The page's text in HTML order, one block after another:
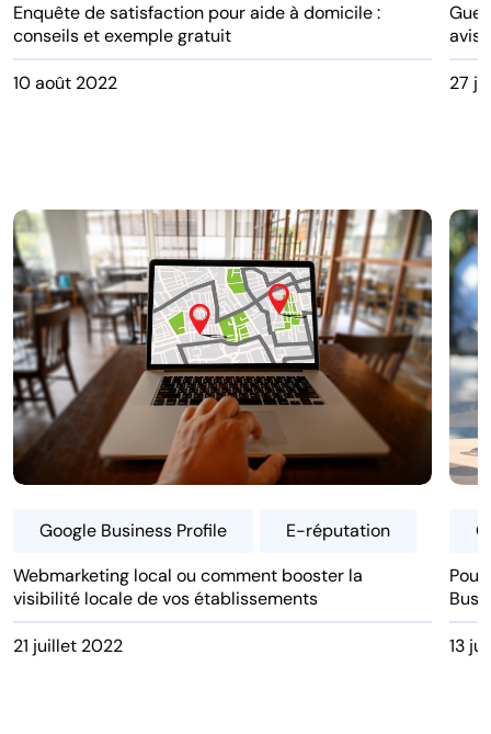
Enquête de satisfaction pour aide à domicile :
conseils et exemple gratuit
10 août 2022
avis
27
Google Business Profile
E-réputation
Webmarketing local ou comment booster la
visibilité locale de vos établissements
21 juillet 2022 13